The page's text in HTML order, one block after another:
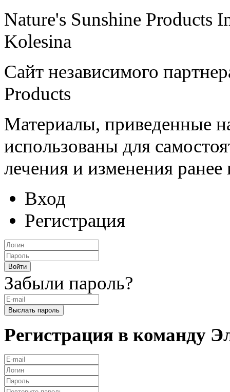
Nature's Sunshine Products
Kolesina
Сайт независимого
Products
Материалы, приведенные
использованы для
лечения и изменения
Вход
Регистрация
Забыли пароль?
Регистрация в команду